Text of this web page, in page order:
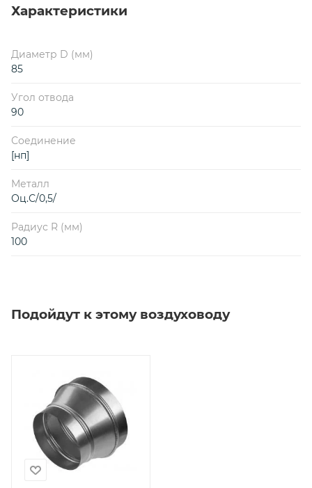
Характеристики
Диаметр D (мм)
85
Угол отвода
90
Соединение
[нп]
Металл
Оц.С/0,5/
Радиус R (мм)
100
Подойдут к этому воздуховоду